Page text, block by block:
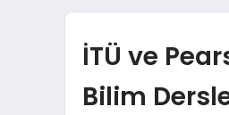
İTÜ ve
Bilim